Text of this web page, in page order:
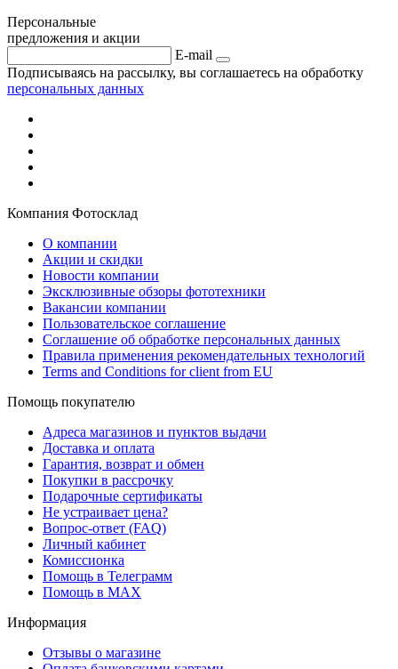
Персональные
предложения и акции
E-mail
Подписываясь на рассылку, вы соглашаетесь на обработку
персональных данных
Компания Фотосклад
О компании
Акции и скидки
Новости компании
Эксклюзивные обзоры фототехники
Вакансии компании
Пользовательское соглашение
Соглашение об обработке персональных данных
Правила применения рекомендательных технологий
Terms and Conditions for client from EU
Помощь покупателю
Адреса магазинов и пунктов выдачи
Доставка и оплата
Гарантия, возврат и обмен
Покупки в рассрочку
Подарочные сертификаты
Не устраивает цена?
Вопрос-ответ (FAQ)
Личный кабинет
Комиссионка
Помощь в Телеграмм
Помощь в MAX
Информация
Отзывы о магазине